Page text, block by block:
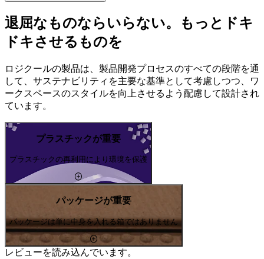
退屈なものならいらない。もっとドキ
ドキさせるものを
ロジクールの製品は、製品開発プロセスのすべての段階を通
して、サステナビリティを主要な基準として考慮しつつ、ワ
ークスペースのスタイルを向上させるよう配慮して設計され
ています。
プラスチックが重要
プラスチックの再利用により環境を保護
パッケージが重要
パッケージは単に中身を入れる箱ではありません
レビューを読み込んでいます。